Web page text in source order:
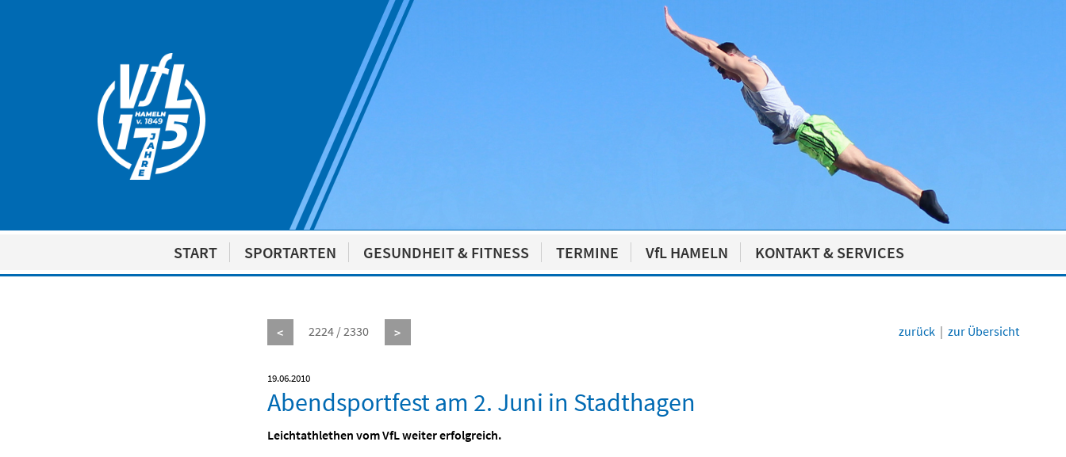
START SPORTARTEN GESUNDHEIT & FITNESS TERMINE VfL HAMELN KONTAKT & SERVICES
< 2224 / 2330 > zurück |zur Übersicht
19.06.2010
Abendsportfest am 2. Juni in Stadthagen
Leichtathlethen vom VfL weiter erfolgreich.